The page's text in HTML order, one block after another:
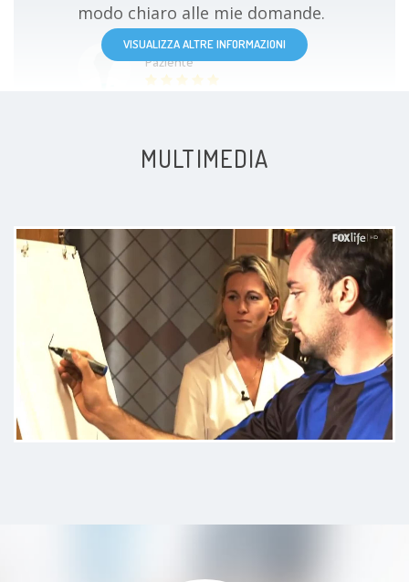
modo chiaro alle mie domande.
Paziente
e molto professionale. Mi ha
ascoltato e capito il problema,
spiegandomi le cause e come
dovevo migliorare tramite le cure.
Mi sono sentita tranquilla.
Paziente
VISUALIZZA ALTRE INFORMAZIONI
MULTIMEDIA